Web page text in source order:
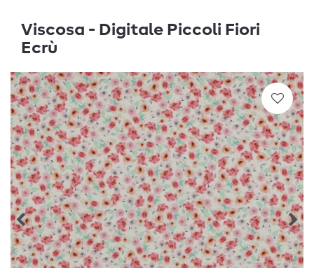
Viscosa - Digitale Piccoli Fiori
Ecrù